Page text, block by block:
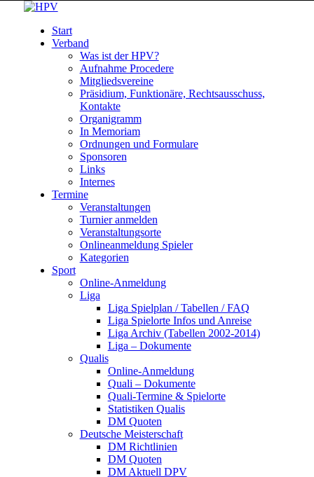
Start
Verband
Was ist der HPV?
Aufnahme Procedere
Mitgliedsvereine
Präsidium, Funktionäre, Rechtsausschuss,
Kontakte
Organigramm
In Memoriam
Ordnungen und Formulare
Sponsoren
Links
Internes
Termine
Veranstaltungen
Turnier anmelden
Veranstaltungsorte
Onlineanmeldung Spieler
Kategorien
Sport
Online-Anmeldung
Liga
Liga Spielplan / Tabellen / FAQ
Liga Spielorte Infos und Anreise
Liga Archiv (Tabellen 2002-2014)
Liga – Dokumente
Qualis
Online-Anmeldung
Quali – Dokumente
Quali-Termine & Spielorte
Statistiken Qualis
DM Quoten
Deutsche Meisterschaft
DM Richtlinien
DM Quoten
DM Aktuell DPV